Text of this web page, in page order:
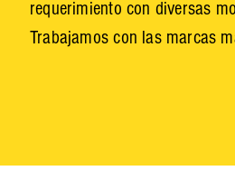
requerimiento con diversas
Trabajamos con las marcas